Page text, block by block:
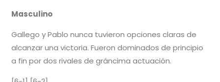
Masculino
Gallego y Pablo nunca tuvieron opciones claras de
alcanzar una victoria. Fueron dominados de principio
a fin por dos rivales de gráncima actuación.